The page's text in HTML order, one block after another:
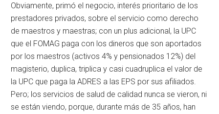
Obviamente, primó el negocio, interés prioritario de los
prestadores privados, sobre el servicio como derecho
de maestros y maestras; con un plus adicional, la UPC
que el FOMAG paga con los dineros que son aportados
por los maestros (activos 4% y pensionados 12%) del
magisterio, duplica, triplica y casi cuadruplica el valor de
la UPC que paga la ADRES a las EPS por sus afiliados.
Pero; los servicios de salud de calidad nunca se vieron, ni
se están viendo, porque, durante más de 35 años, han